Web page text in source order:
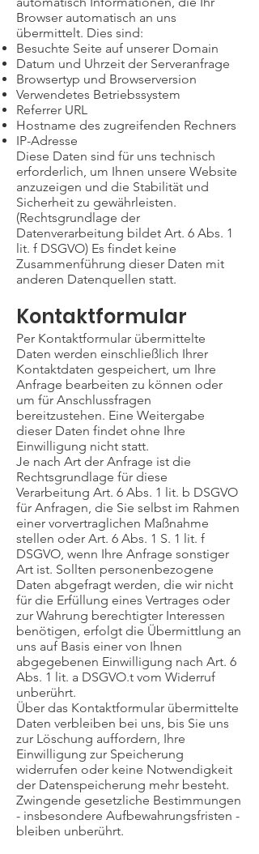
Browser automatisch an uns
übermittelt. Dies sind:
Besuchte Seite auf unserer Domain
Datum und Uhrzeit der Serveranfrage
Browsertyp und Browserversion
Verwendetes Betriebssystem
Referrer URL
Hostname des zugreifenden Rechners
IP-Adresse
Diese Daten sind für uns technisch
erforderlich, um Ihnen unsere Website
anzuzeigen und die Stabilität und
Sicherheit zu gewährleisten.
(Rechtsgrundlage der
Datenverarbeitung bildet Art. 6 Abs. 1
lit. f DSGVO) Es findet keine
Zusammenführung dieser Daten mit
anderen Datenquellen statt.
Kontaktformular
Per Kontaktformular übermittelte
Daten werden einschließlich Ihrer
Kontaktdaten gespeichert, um Ihre
Anfrage bearbeiten zu können oder
um für Anschlussfragen
bereitzustehen. Eine Weitergabe
dieser Daten findet ohne Ihre
Einwilligung nicht statt.
Je nach Art der Anfrage ist die
Rechtsgrundlage für diese
Verarbeitung Art. 6 Abs. 1 lit. b DSGVO
für Anfragen, die Sie selbst im Rahmen
einer vorvertraglichen Maßnahme
stellen oder Art. 6 Abs. 1 S. 1 lit. f
DSGVO, wenn Ihre Anfrage sonstiger
Art ist. Sollten personenbezogene
Daten abgefragt werden, die wir nicht
für die Erfüllung eines Vertrages oder
zur Wahrung berechtigter Interessen
benötigen, erfolgt die Übermittlung an
uns auf Basis einer von Ihnen
abgegebenen Einwilligung nach Art. 6
Abs. 1 lit. a DSGVO.t vom Widerruf
unberührt.
Über das Kontaktformular übermittelte
Daten verbleiben bei uns, bis Sie uns
zur Löschung auffordern, Ihre
Einwilligung zur Speicherung
widerrufen oder keine Notwendigkeit
der Datenspeicherung mehr besteht.
Zwingende gesetzliche Bestimmungen
- insbesondere Aufbewahrungsfristen -
bleiben unberührt.